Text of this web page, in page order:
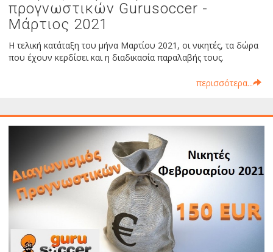
προγνωστικών Gurusoccer -
Μάρτιος 2021
Η τελική κατάταξη του μήνα Μαρτίου 2021, οι νικητές, τα δώρα
που έχουν κερδίσει και η διαδικασία παραλαβής τους.
περισσότερα...